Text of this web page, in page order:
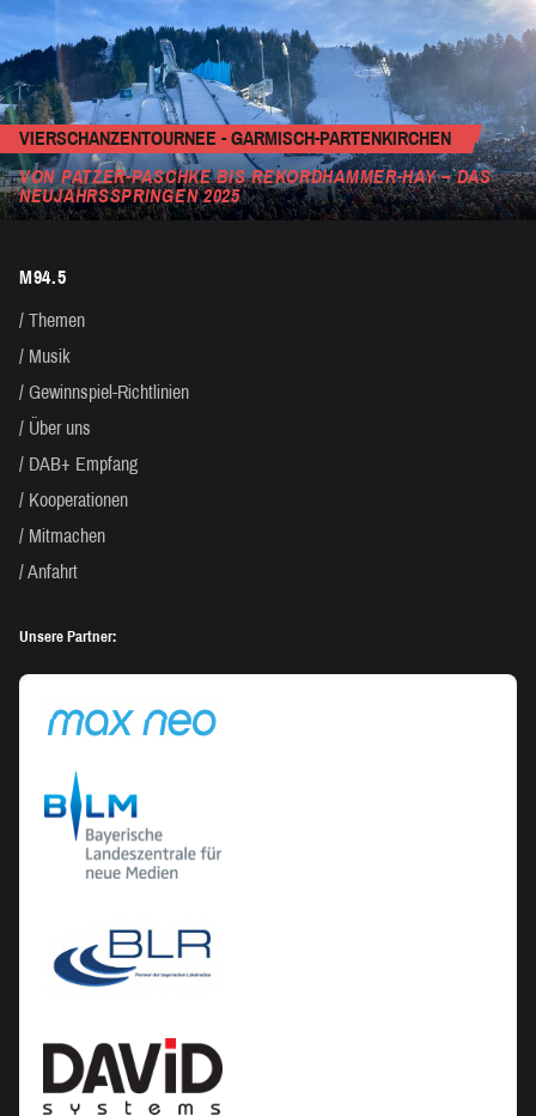
VIERSCHANZENTOURNEE - GARMISCH-PARTENKIRCHEN
VON PATZER-PASCHKE BIS REKORDHAMMER-HAY – DAS
NEUJAHRSSPRINGEN 2025
M94.5
Themen
Musik
Gewinnspiel-Richtlinien
Über uns
DAB+ Empfang
Kooperationen
Mitmachen
Anfahrt
Unsere Partner: